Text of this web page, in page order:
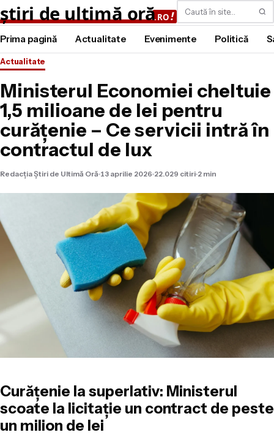
Caută
Prima pagină Actualitate Evenimente Politică
Actualitate
Ministerul Economiei cheltuie
1,5 milioane de lei pentru
curățenie – Ce servicii intră în
contractul de lux
Redacția Știri de Ultimă Oră 13 aprilie 2026 22.029 citiri 2 min
Curățenie la superlativ: Ministerul
scoate la licitație un contract de peste
un milion de lei